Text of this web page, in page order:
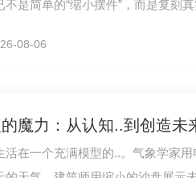
不是简单的“缩小摆件”，而是复刻
08-06
魔力：从认知..到创造未
活在一个充满模型的..。气象学家